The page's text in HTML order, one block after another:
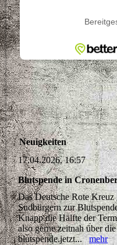
Neuigkeiten
17.04.2026, 16:57
Blutspende in
Das Deutsche Rote
Sudbürgern zur
Knapp die Hälfte der
also gerne zeitnah über
blutspende.jetzt...mehr